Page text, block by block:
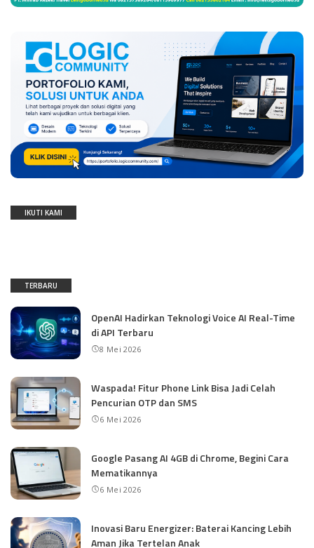
IKUTI KAMI
TERBARU
OpenAI Hadirkan Teknologi Voice AI Real-Time
di API Terbaru
8 Mei 2026
Waspada! Fitur Phone Link Bisa Jadi Celah
Pencurian OTP dan SMS
6 Mei 2026
Google Pasang AI 4GB di Chrome, Begini Cara
Mematikannya
6 Mei 2026
Inovasi Baru Energizer: Baterai Kancing Lebih
Aman Jika Tertelan Anak